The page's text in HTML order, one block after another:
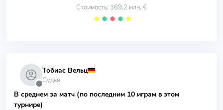
Стоимость: 169.2 млн. €
⬤ ⬤ ⬤ ⬤ ⬤
⬤
Тобиас Вельц
Судья
В среднем за матч (по последним 10 играм в этом
турнире)